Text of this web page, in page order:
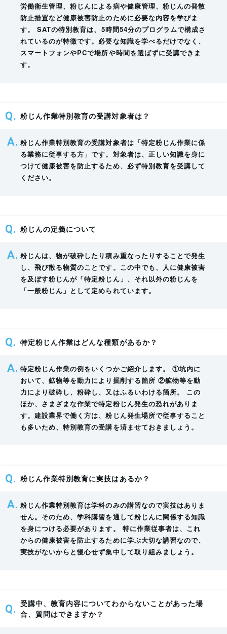
及
び
作
業
場
の
法
粉じんの発散防止対策の種類及び概要 換気の種
類及び概要
1
間
作
管
呼
吸
具
使
用
の
方
法
呼吸用保護具の種類、性能、使用方法及び管理
ん
係
る
疾
病
及
管
粉じんの有害性 粉じんによる疾病の病理及び症
状 健康管理の方法
1
労働衛生管理、粉じんによる病や健康管理、粉じんの発散
防止措置など健康被害防止のために必要な内容を学びま
す。 SATの特別教育は、5時間54分のプログラムで構成さ
れているのが特徴です。必要な知識を学べるだけでなく、
スマートフォンやPCで場所や時間を選ばずに受講できま
す。
粉じん作業特別教育の受講対象者は？
粉じん作業特別教育の受講対象者は「特定粉じん作業に係
る業務に従事する方」です。対象者は、正しい知識を身に
つけて健康被害を防止するため、必ず特別教育を受講して
ください。
粉じんの定義について
粉じんは、物が破砕したり積み重なったりすることで発生
し、飛び散る物質のことです。この中でも、人に健康被害
を及ぼす粉じんが「特定粉じん」、それ以外の粉じんを
「一般粉じん」として定められています。
特定粉じん作業はどんな種類があるか？
特定粉じん作業の例をいくつかご紹介します。 ①坑内に
おいて、鉱物等を動力により掘削する箇所 ②鉱物等を動
力により破砕し、粉砕し、又はふるいわける箇所。 この
ほか、さまざまな作業で特定粉じん発生の恐れがありま
す。建設業界で働く方は、粉じん発生場所で従事すること
も多いため、特別教育の受講を済ませておきましょう。
粉じん作業特別教育に実技はあるか？
粉じん作業特別教育は学科のみの講習なので実技はありま
せん。そのため、学科講習を通して粉じんに関係する知識
を身につける必要があります。 特に作業従事者は、これ
からの健康被害を防止するために学ぶ大切な講習なので、
実技がないからと慢心せず集中して取り組みましょう。
受講中、教育内容についてわからないことがあった場
合、質問はできますか？